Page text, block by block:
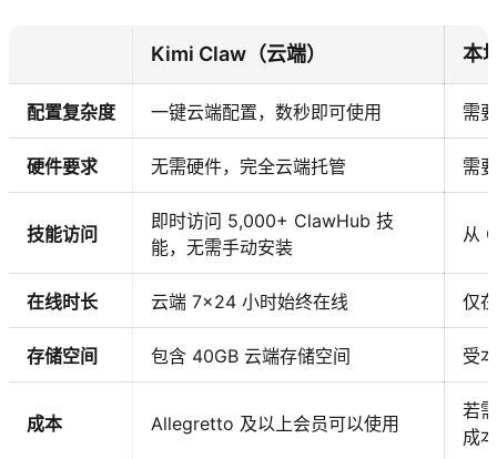
Kimi Claw（云端） 本
配置复杂度 一键云端配置，数秒即可使用 需
硬件要求 无需硬件，完全云端托管 需
技能访问
即时访问 5,000+ ClawHub 技
能，无需手动安装
从
在线时长 云端 7×24 小时始终在线 仅
存储空间 包含 40GB 云端存储空间 受
成本 Allegretto 及以上会员可以使用
若
成